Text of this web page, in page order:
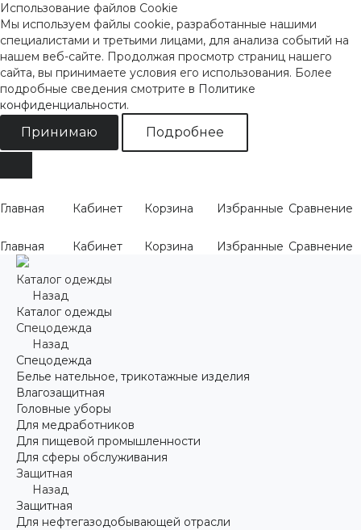
Использование файлов Cookie
Мы используем файлы cookie, разработанные нашими
специалистами и третьими лицами, для анализа событий на
нашем веб-сайте. Продолжая просмотр страниц нашего
сайта, вы принимаете условия его использования. Более
подробные сведения смотрите в Политике
конфиденциальности.
Принимаю Подробнее
Главная Кабинет Корзина Избранные Сравнение
Главная Кабинет Корзина Избранные Сравнение
Каталог одежды
Назад
Каталог одежды
Спецодежда
Назад
Спецодежда
Белье нательное, трикотажные изделия
Влагозащитная
Головные уборы
Для медработников
Для пищевой промышленности
Для сферы обслуживания
Защитная
Назад
Защитная
Для нефтегазодобывающей отрасли